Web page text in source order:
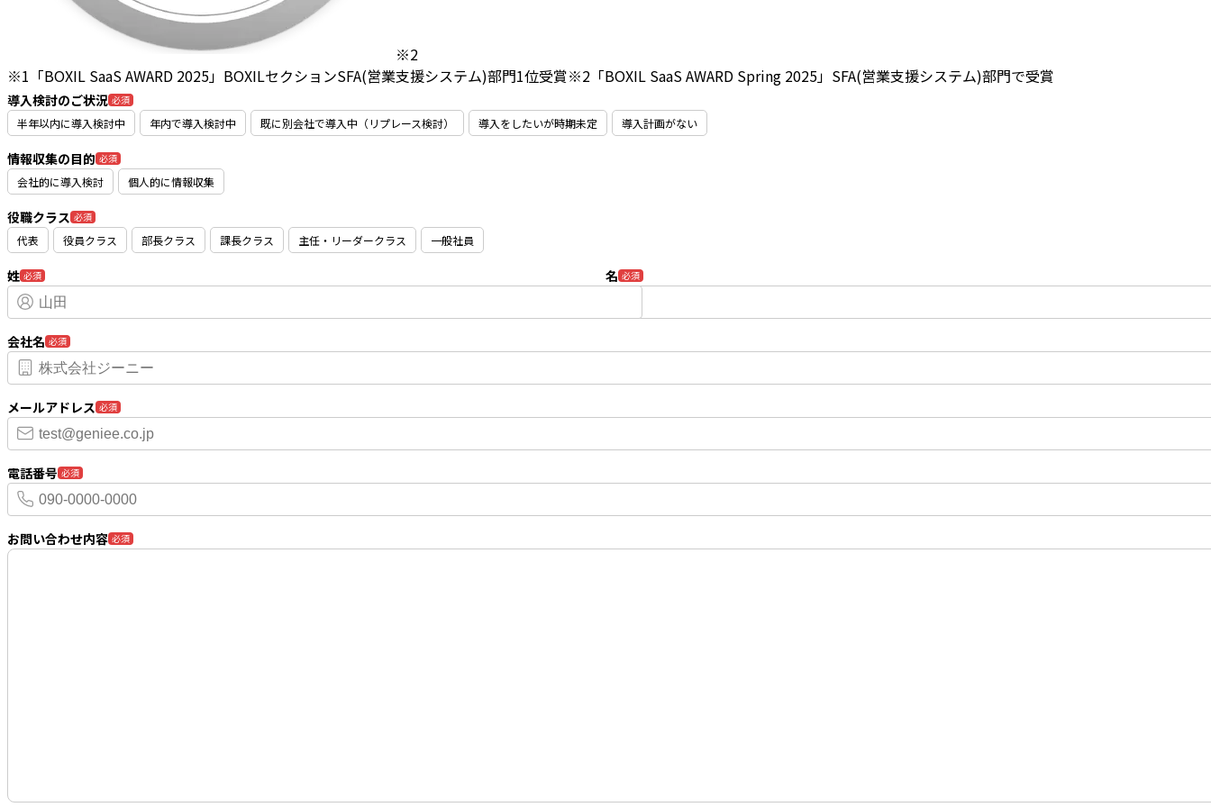
※2
※1「BOXIL SaaS AWARD 2025」BOXILセクションSFA(営業支援システム)部門1位受賞※2「BOXIL SaaS AWARD Spring 2025」SFA(営業支援システム)部門で受賞
導入検討のご状況 必須
半年以内に導入検討中 年内で導入検討中 既に別会社で導入中（リプレース検討） 導入をしたいが時期未定 導入計画がない
情報収集の目的 必須
会社的に導入検討 個人的に情報収集
役職クラス 必須
代表 役員クラス 部長クラス 課長クラス 主任・リーダークラス 一般社員
姓 必須 名 必須
会社名 必須
メールアドレス 必須
電話番号 必須
お問い合わせ内容 必須